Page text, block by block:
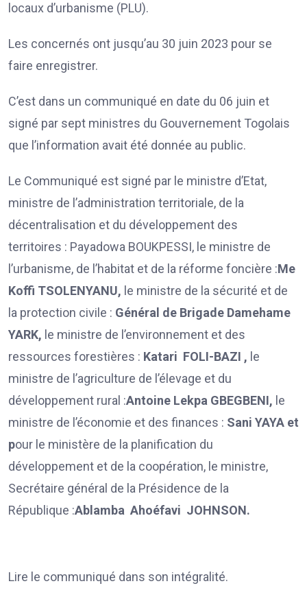
locaux d’urbanisme (PLU).
Les concernés ont jusqu’au 30 juin 2023 pour se
faire enregistrer.
C’est dans un communiqué en date du 06 juin et
signé par sept ministres du Gouvernement Togolais
que l’information avait été donnée au public.
Le Communiqué est signé par le ministre d’Etat,
ministre de l’administration territoriale, de la
décentralisation et du développement des
territoires : Payadowa BOUKPESSI, le ministre de
l’urbanisme, de l’habitat et de la réforme foncière :Me
Koffi TSOLENYANU, le ministre de la sécurité et de
la protection civile : Général de Brigade Damehame
YARK, le ministre de l’environnement et des
ressources forestières : Katari FOLI-BAZI , le
ministre de l’agriculture de l’élevage et du
développement rural :Antoine Lekpa GBEGBENI, le
ministre de l’économie et des finances : Sani YAYA et
pour le ministère de la planification du
développement et de la coopération, le ministre,
Secrétaire général de la Présidence de la
République :Ablamba Ahoéfavi JOHNSON.
Lire le communiqué dans son intégralité.